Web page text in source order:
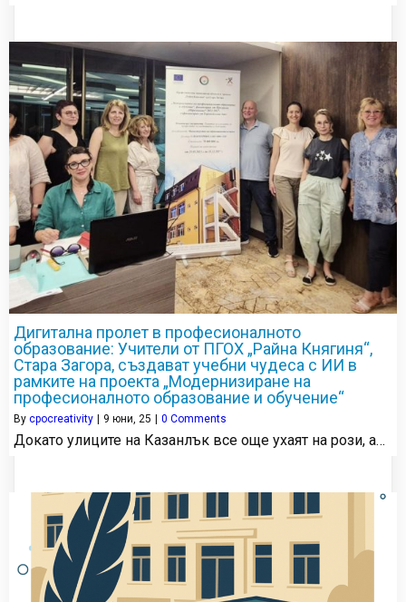
Дигитална пролет в професионалното
образование: Учители от ПГОХ „Райна Княгиня“,
Стара Загора, създават учебни чудеса с ИИ в
рамките на проекта „Модернизиране на
професионалното образование и обучение“
By cpocreativity | 9 юни, 25 | 0 Comments
Докато улиците на Казанлък все още ухаят на рози, а…